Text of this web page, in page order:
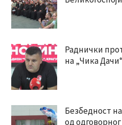
Раднички
на „Чика
Безбедност
од